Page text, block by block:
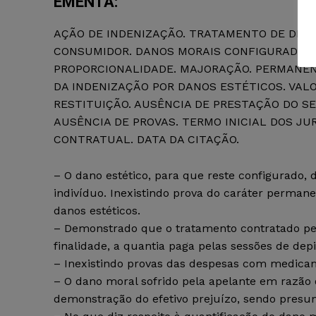
AÇÃO DE INDENIZAÇÃO. TRATAMENTO DE
CONSUMIDOR. DANOS MORAIS
PROPORCIONALIDADE. MAJORAÇÃO.
DA INDENIZAÇÃO POR DANOS ESTÉTICOS.
RESTITUIÇÃO. AUSÊNCIA DE PRESTAÇÃO DO
AUSÊNCIA DE PROVAS. TERMO INICIAL DOS
CONTRATUAL. DATA DA CITAÇÃO.
– O dano estético, para que reste
indivíduo. Inexistindo prova do caráter
danos estéticos.
– Demonstrado que o tratamento contratado
finalidade, a quantia paga pelas sessões de
– Inexistindo provas das despesas com
– O dano moral sofrido pela apelante em
demonstração do efetivo prejuízo, sendo